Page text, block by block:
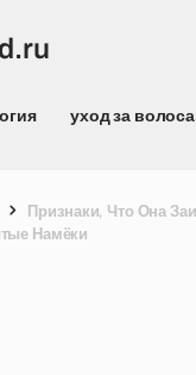
уход за
Признаки, Что Она
Намёки